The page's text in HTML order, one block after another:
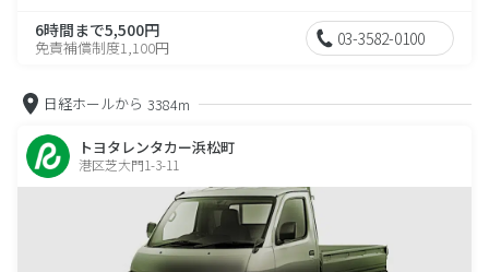
6時間まで5,500円
免責補償制度1,100円 03-3582-0100
日経ホールから 3384m
トヨタレンタカー浜松町
港区芝大門1-3-11